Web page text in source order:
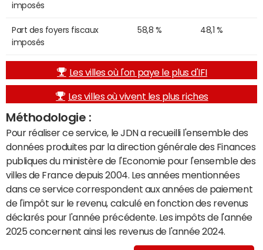
imposés
Part des foyers fiscaux
imposés
58,8 % 48,1 %
Les villes où l'on paye le plus d'IFI
Les villes où vivent les plus riches
Méthodologie :
Pour réaliser ce service, le JDN a recueilli l'ensemble des
données produites par la direction générale des Finances
publiques du ministère de l'Economie pour l'ensemble des
villes de France depuis 2004. Les années mentionnées
dans ce service correspondent aux années de paiement
de l'impôt sur le revenu, calculé en fonction des revenus
déclarés pour l'année précédente. Les impôts de l'année
2025 concernent ainsi les revenus de l'année 2024.